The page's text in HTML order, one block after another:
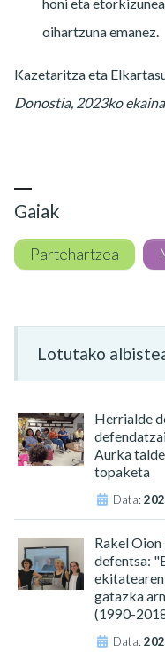
oihartzuna emanez.
Kazetaritza eta
Donostia, 2023ko
Gaiak
Partehartzea
Lotutako
Herrialde
Aurka
topaketa
Data:
Rakel
defentsa:
gatazka
(1990-
Data: